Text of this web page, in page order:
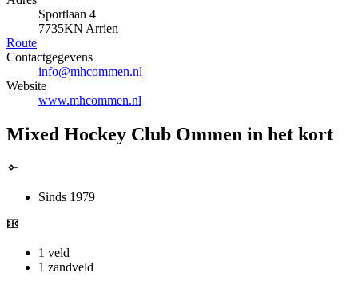
Sportlaan 4
7735KN Arrien
Route
Contactgegevens
info@mhcommen.nl
Website
www.mhcommen.nl
Mixed Hockey Club Ommen in het kort
Sinds 1979
1 veld
1 zandveld